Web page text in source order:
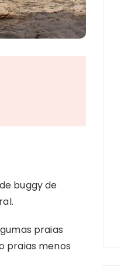
buggy de
praias
praias menos